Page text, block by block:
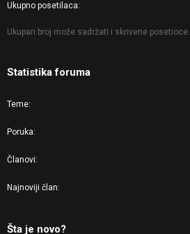
Ukupno posetilaca
Ukupan broj može sadržati i skrivene posetioce.
Statistika foruma
Teme
Poruka
Članovi
Najnoviji član
Šta je novo?